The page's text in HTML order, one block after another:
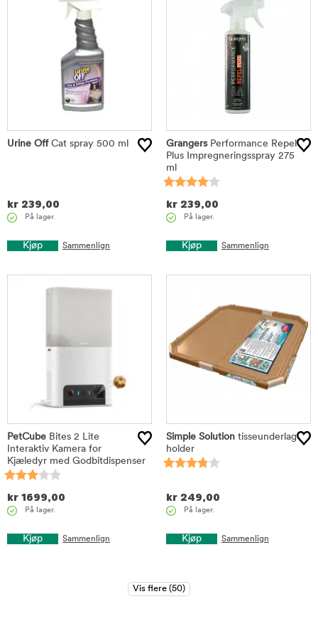
Urine OffCat spray 500 ml
kr 239,00
På lager.
Kjøp Sammenlign
GrangersPerformance Repel
Plus Impregneringsspray 275
ml
kr 239,00
På lager.
Kjøp Sammenlign
PetCube Bites 2 Lite
Interaktiv Kamera for
Kjæledyr med Godbitdispenser
kr 1699,00
På lager.
Kjøp Sammenlign
Simple Solution tisseunderlag
holder
kr 249,00
På lager.
Kjøp Sammenlign